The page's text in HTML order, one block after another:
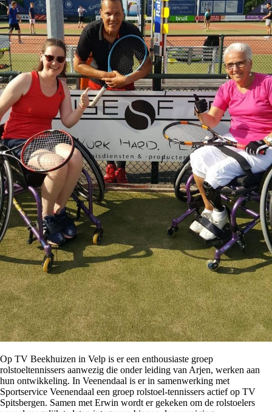
Op TV Beekhuizen in Velp is er een enthousiaste groep
rolstoeltennissers aanwezig die onder leiding van Arjen, werken aan
hun ontwikkeling. In Veenendaal is er in samenwerking met
Sportservice Veenendaal een groep rolstoel-tennissers actief op TV
Spitsbergen. Samen met Erwin wordt er gekeken om de rolstoelers